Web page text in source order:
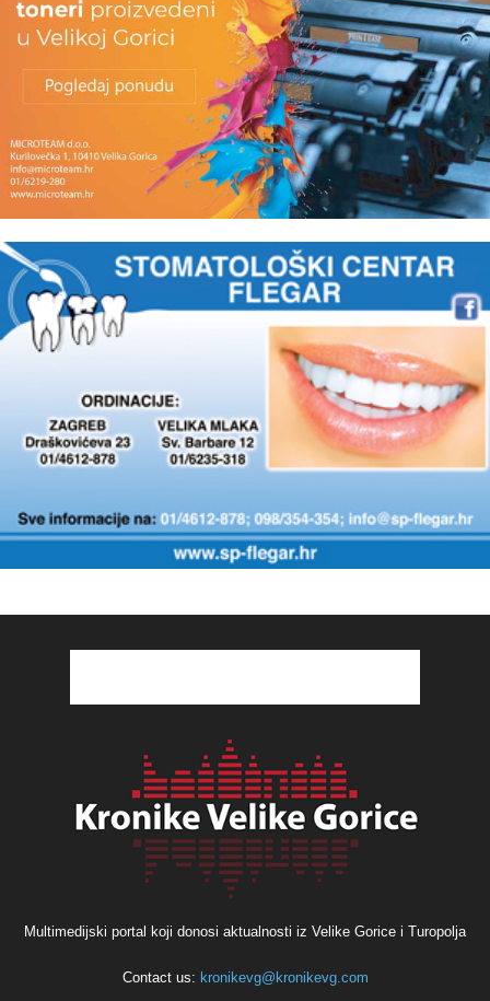
Multimedijski portal koji donosi aktualnosti iz Velike Gorice i Turopolja
Contact us: kronikevg@kronikevg.com